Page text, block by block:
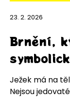
23. 2. 2026
Brnění,
Ježek má na
Nejsou